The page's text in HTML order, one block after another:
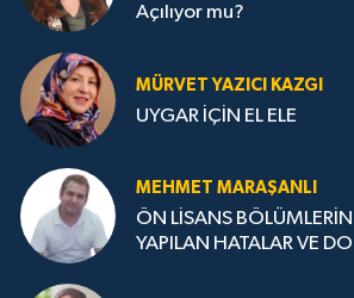
Açılıyor mu?
MÜRVET YAZICI KAZGI
UYGAR İÇİN EL ELE
MEHMET MARAŞANLI
ÖN LİSANS
YAPILAN HATALAR VE